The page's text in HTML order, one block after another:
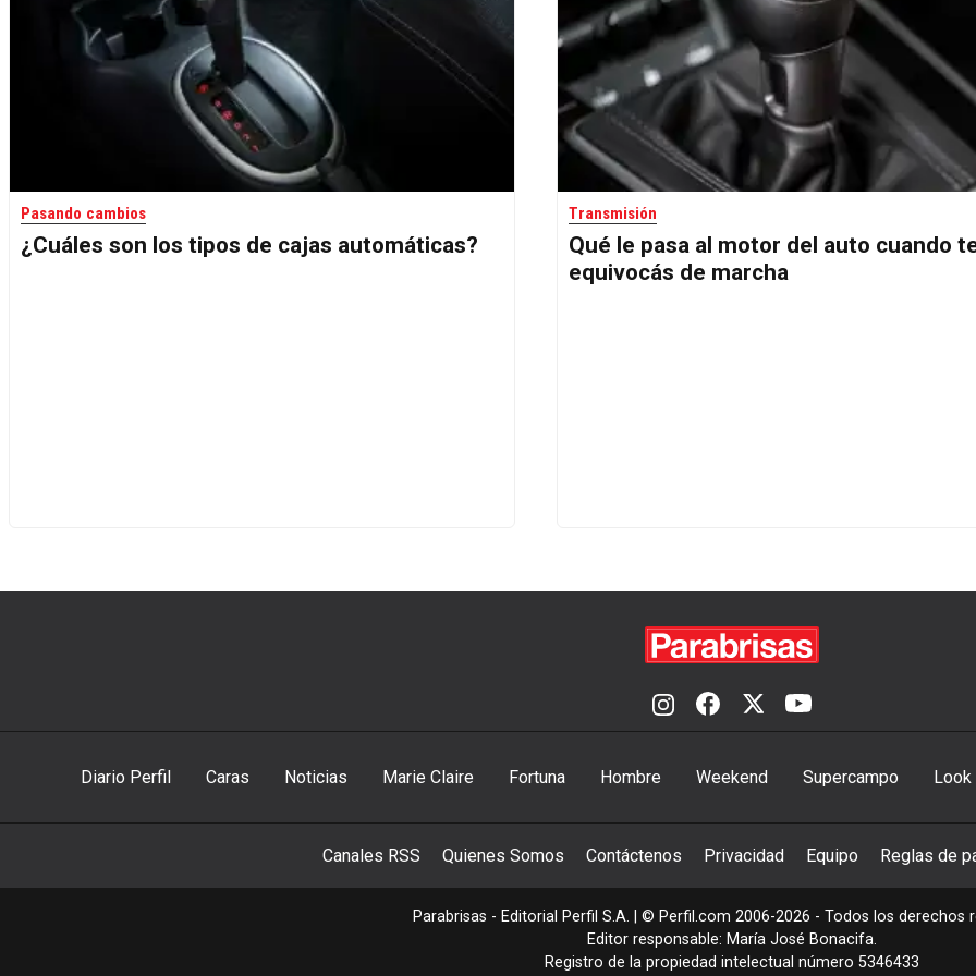
Pasando cambios
¿Cuáles son los tipos de cajas automáticas?
Transmisión
Qué le pasa al motor del auto cuando
equivocás de marcha
Diario Perfil Caras Noticias Marie Claire Fortuna Hombre Weekend Supercampo Look
Canales RSS Quienes Somos Contáctenos Privacidad Equipo Reglas de
Parabrisas - Editorial Perfil S.A. | © Perfil.com 2006-2026 - Todos los derechos
Editor responsable: María José Bonacifa.
Registro de la propiedad intelectual número 5346433